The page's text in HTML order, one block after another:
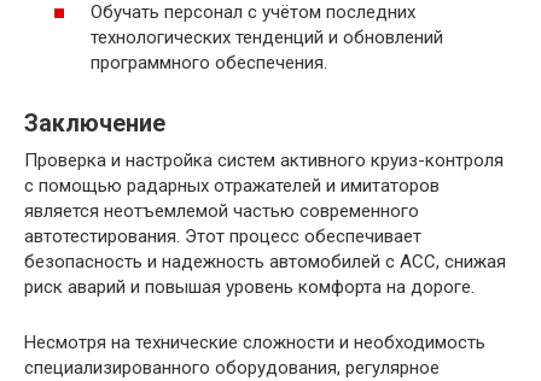
Обучать персонал с учётом последних
технологических тенденций и обновлений
программного обеспечения.
Заключение
Проверка и настройка систем активного круиз-контроля
с помощью радарных отражателей и имитаторов
является неотъемлемой частью современного
автотестирования. Этот процесс обеспечивает
безопасность и надежность автомобилей с ACC, снижая
риск аварий и повышая уровень комфорта на дороге.
Несмотря на технические сложности и необходимость
специализированного оборудования, регулярное